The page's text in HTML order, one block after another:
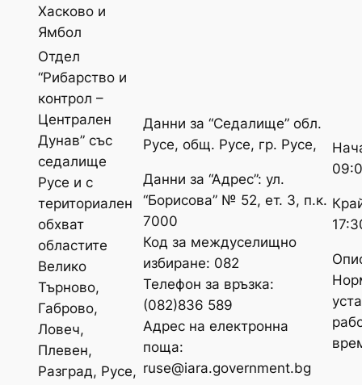
Хасково и
Ямбол
Отдел
“Рибарство и
контрол –
Централен
Дунав” със
седалище
Русе и с
териториален
обхват
областите
Велико
Търново,
Габрово,
Ловеч,
Плевен,
Разград, Русе,
Данни за “Седалище” обл.
Русе, общ. Русе, гр. Русе,
Данни за “Адрес”: ул.
“Борисова” № 52, ет. 3, п.к.
7000
Код за междуселищно
избиране: 082
Телефон за връзка:
(082)836 589
Адрес на електронна
поща:
ruse@iara.government.bg